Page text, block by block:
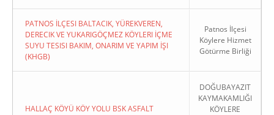
PATNOS İLÇESI BALTACIK, YÜREKVEREN,
DERECIK VE YUKARIGÖÇMEZ KÖYLERI İÇME
SUYU TESISI BAKIM, ONARIM VE YAPIM İŞI
(KHGB)
Patnos İlçesi
Köylere Hizmet
Götürme Birliği
HALLAÇ KÖYÜ KÖY YOLU BSK ASFALT
DOĞUBAYAZIT
KAYMAKAMLIĞI
KÖYLERE